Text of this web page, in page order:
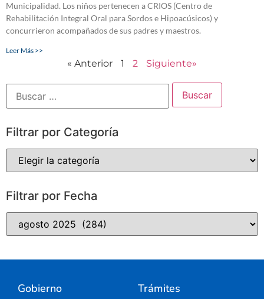
Municipalidad. Los niños pertenecen a CRIOS (Centro de
Rehabilitación Integral Oral para Sordos e Hipoacúsicos) y
concurrieron acompañados de sus padres y maestros.
Leer Más >>
« Anterior 1 2 Siguiente»
Filtrar por Categoría
Filtrar por Fecha
Gobierno Trámites